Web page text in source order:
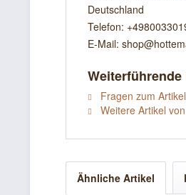
Deutschland
Telefon:
E-Mail:
Fragen zum
Weitere Artikel
Ähnliche Artikel